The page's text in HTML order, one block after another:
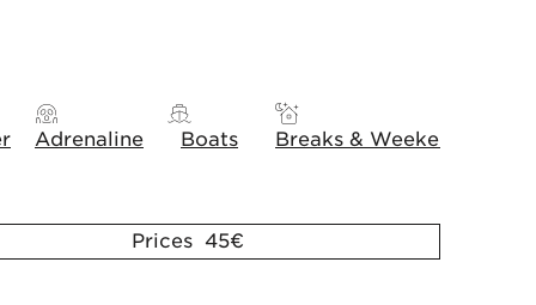
Adrenaline Boats Breaks & Weekends
Prices 45€